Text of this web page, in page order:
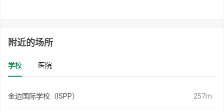
附近的场所
学校 医院
金边国际学校（ISPP） 257m